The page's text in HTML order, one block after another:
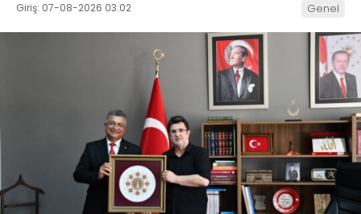
Giriş: 07-08-2026 03:02 Genel